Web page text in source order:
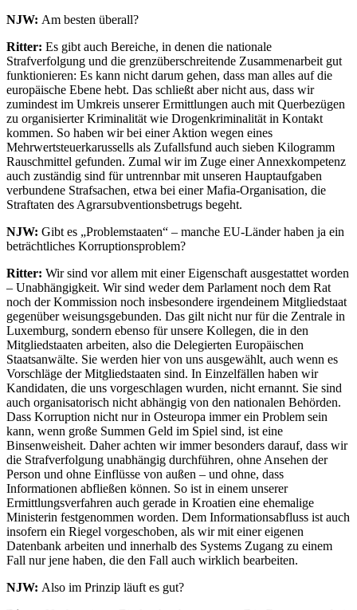
NJW: Am besten überall?
Ritter: Es gibt auch Bereiche, in denen die nationale
Strafverfolgung und die grenzüberschreitende Zusammenarbeit gut
funktionieren: Es kann nicht darum gehen, dass man alles auf die
europäische Ebene hebt. Das schließt aber nicht aus, dass wir
zumindest im Umkreis unserer Ermittlungen auch mit Querbezügen
zu organisierter Kriminalität wie Drogenkriminalität in Kontakt
kommen. So haben wir bei einer Aktion wegen eines
Mehrwertsteuerkarussells als Zufallsfund auch sieben Kilogramm
Rauschmittel gefunden. Zumal wir im Zuge einer Annexkompetenz
auch zuständig sind für untrennbar mit unseren Hauptaufgaben
verbundene Strafsachen, etwa bei einer Mafia-Organisation, die
Straftaten des Agrarsubventionsbetrugs begeht.
NJW: Gibt es „Problemstaaten“ – manche EU-Länder haben ja ein
beträchtliches Korruptionsproblem?
Ritter: Wir sind vor allem mit einer Eigenschaft ausgestattet worden
– Unabhängigkeit. Wir sind weder dem Parlament noch dem Rat
noch der Kommission noch insbesondere irgendeinem Mitgliedstaat
gegenüber weisungsgebunden. Das gilt nicht nur für die Zentrale in
Luxemburg, sondern ebenso für unsere Kollegen, die in den
Mitgliedstaaten arbeiten, also die Delegierten Europäischen
Staatsanwälte. Sie werden hier von uns ausgewählt, auch wenn es
Vorschläge der Mitgliedstaaten sind. In Einzelfällen haben wir
Kandidaten, die uns vorgeschlagen wurden, nicht ernannt. Sie sind
auch organisatorisch nicht abhängig von den nationalen Behörden.
Dass Korruption nicht nur in Osteuropa immer ein Problem sein
kann, wenn große Summen Geld im Spiel sind, ist eine
Binsenweisheit. Daher achten wir immer besonders darauf, dass wir
die Strafverfolgung unabhängig durchführen, ohne Ansehen der
Person und ohne Einflüsse von außen – und ohne, dass
Informationen abfließen können. So ist in einem unserer
Ermittlungsverfahren auch gerade in Kroatien eine ehemalige
Ministerin festgenommen worden. Dem Informationsabfluss ist auch
insofern ein Riegel vorgeschoben, als wir mit einer eigenen
Datenbank arbeiten und innerhalb des Systems Zugang zu einem
Fall nur jene haben, die den Fall auch wirklich bearbeiten.
NJW: Also im Prinzip läuft es gut?